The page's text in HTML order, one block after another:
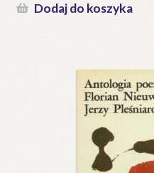
Dodaj do koszyka